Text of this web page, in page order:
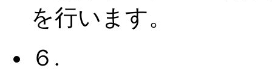
を行います。
６.